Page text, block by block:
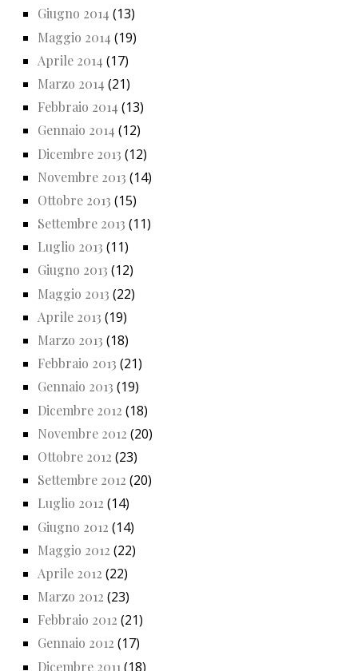
Giugno 2014 (13)
Maggio 2014 (19)
Aprile 2014 (17)
Marzo 2014 (21)
Febbraio 2014 (13)
Gennaio 2014 (12)
Dicembre 2013 (12)
Novembre 2013 (14)
Ottobre 2013 (15)
Settembre 2013 (11)
Luglio 2013 (11)
Giugno 2013 (12)
Maggio 2013 (22)
Aprile 2013 (19)
Marzo 2013 (18)
Febbraio 2013 (21)
Gennaio 2013 (19)
Dicembre 2012 (18)
Novembre 2012 (20)
Ottobre 2012 (23)
Settembre 2012 (20)
Luglio 2012 (14)
Giugno 2012 (14)
Maggio 2012 (22)
Aprile 2012 (22)
Marzo 2012 (23)
Febbraio 2012 (21)
Gennaio 2012 (17)
Dicembre 2011 (18)